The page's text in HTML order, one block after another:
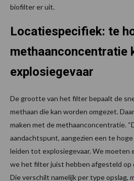
biofilter er uit.
Locatiespecifiek: te
methaanconcentratie
explosiegevaar
De grootte van het filter bepaalt de
methaan die kan worden omgezet.
maken met de methaanconcentratie.
aandachtspunt, aangezien een te
leiden tot explosiegevaar. We moeten
we het filter juist hebben afgesteld op
Die verschilt namelijk per type opslag,